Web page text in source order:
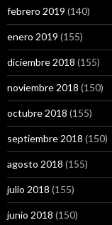
febrero 2019 (140)
enero 2019 (155)
diciembre 2018 (155)
noviembre 2018 (150)
octubre 2018 (155)
septiembre 2018 (150)
agosto 2018 (155)
julio 2018 (155)
junio 2018 (150)